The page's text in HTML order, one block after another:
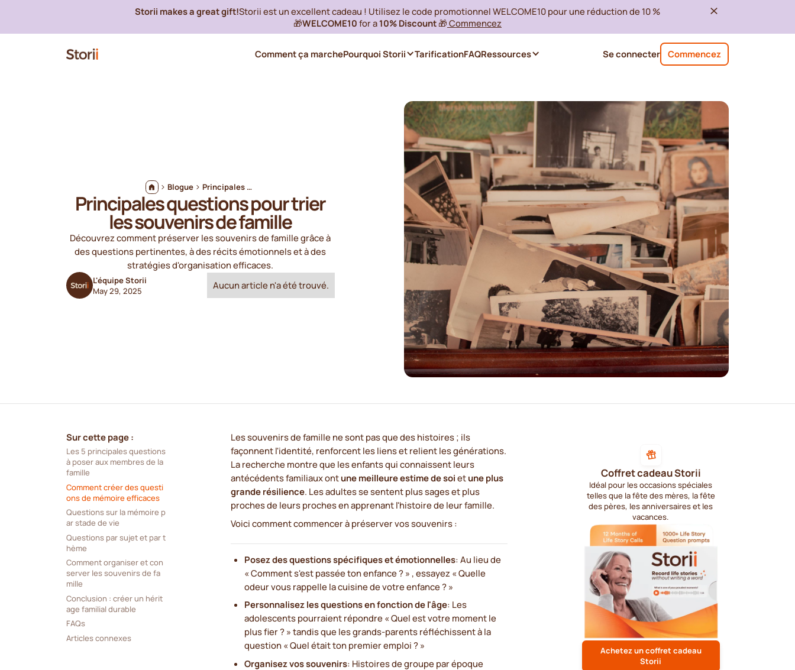
Storii makes a great gift!Storii est un excellent cadeau ! Utilisez le code promotionnel WELCOME10 pour une réduction de 10 %
🎁WELCOME10 for a10% Discount 🎁 Commencez
Se connecter Commencez
Comment ça marchePourquoi Storii TarificationFAQRessources
Blogue Principales questions pour trier les souvenirs de famille
Principales questions pour trier
les souvenirs de famille
Découvrez comment préserver les souvenirs de famille grâce à
des questions pertinentes, à des récits émotionnels et à des
stratégies d'organisation efficaces.
L'équipe Storii
May 29, 2025
Aucun article n'a été trouvé.
Sur cette page :
Les 5 principales questions
à poser aux membres de la
famille
Comment créer des questi
ons de mémoire efficaces
Questions sur la mémoire p
ar stade de vie
Questions par sujet et par t
hème
Comment organiser et con
server les souvenirs de fa
mille
Conclusion : créer un hérit
age familial durable
FAQs
Articles connexes
Les souvenirs de famille ne sont pas que des histoires ; ils
façonnent l'identité, renforcent les liens et relient les générations.
La recherche montre que les enfants qui connaissent leurs
antécédents familiaux ontune meilleure estime de soi etune plus
grande résilience. Les adultes se sentent plus sages et plus
proches de leurs proches en apprenant l'histoire de leur famille.
Voici comment commencer à préserver vos souvenirs :
Posez des questions spécifiques et émotionnelles: Au lieu de
« Comment s'est passée ton enfance ? » , essayez « Quelle
odeur vous rappelle la cuisine de votre enfance ? »
Personnalisez les questions en fonction de l'âge: Les
adolescents pourraient répondre « Quel est votre moment le
plus fier ? » tandis que les grands-parents réfléchissent à la
question « Quel était ton premier emploi ? »
Organisez vos souvenirs: Histoires de groupe par époque
Coffret cadeau Storii
Idéal pour les occasions spéciales
telles que la fête des mères, la fête
des pères, les anniversaires et les
vacances.
Achetez un coffret cadeau
Storii